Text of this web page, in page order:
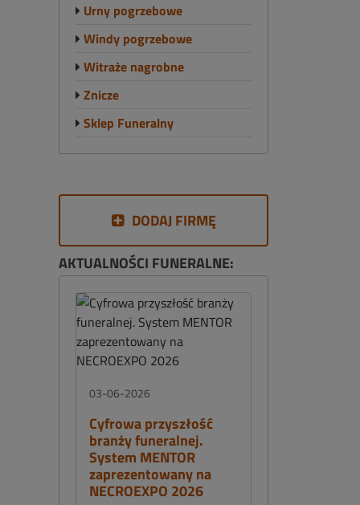
Urny pogrzebowe
Windy pogrzebowe
Witraże nagrobne
Znicze
Sklep Funeralny
DODAJ FIRMĘ
AKTUALNOŚCI FUNERALNE:
03-06-2026
Cyfrowa przyszłość
branży funeralnej.
System MENTOR
zaprezentowany na
NECROEXPO 2026